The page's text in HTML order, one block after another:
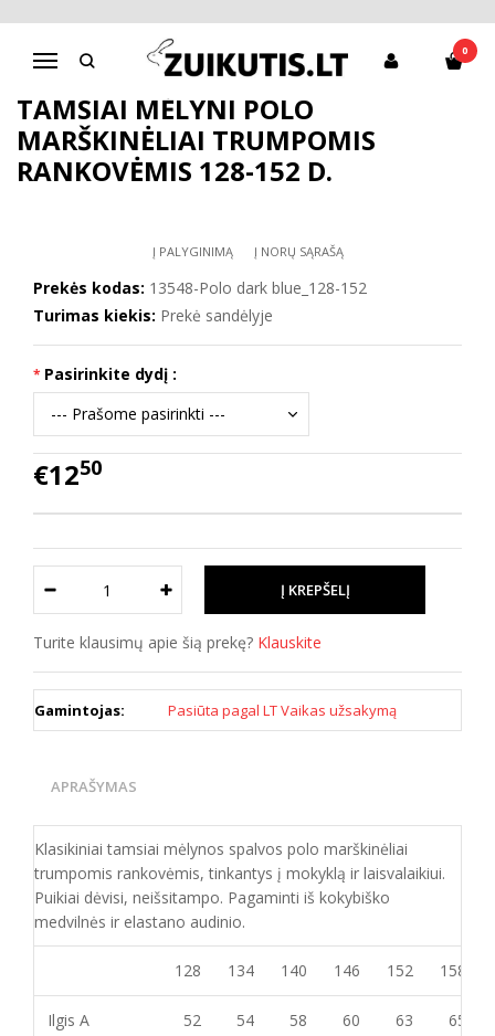
Navigacija
0
Pagrindinis Apranga berniukams
Marškiniai, marškinėliai
Tamsiai mėlyni POLO marškinėliai trumpomis rankovėmis 128-152 d.
TAMSIAI MĖLYNI POLO
MARŠKINĖLIAI TRUMPOMIS
RANKOVĖMIS 128-152 D.
Į PALYGINIMĄ Į NORŲ SĄRAŠĄ
Prekės kodas: 13548-Polo dark blue_128-152
Turimas kiekis: Prekė sandėlyje
Pasirinkite dydį :
€1250
Turite klausimų apie šią prekę? Klauskite
Gamintojas: Pasiūta pagal LT Vaikas užsakymą
APRAŠYMAS
Klasikiniai tamsiai mėlynos spalvos polo marškinėliai
trumpomis rankovėmis, tinkantys į mokyklą ir laisvalaikiui.
Puikiai dėvisi, neišsitampo. Pagaminti iš kokybiško
medvilnės ir elastano audinio.
128 134 140 146 152 158
Ilgis A 52 54 58 60 63 65